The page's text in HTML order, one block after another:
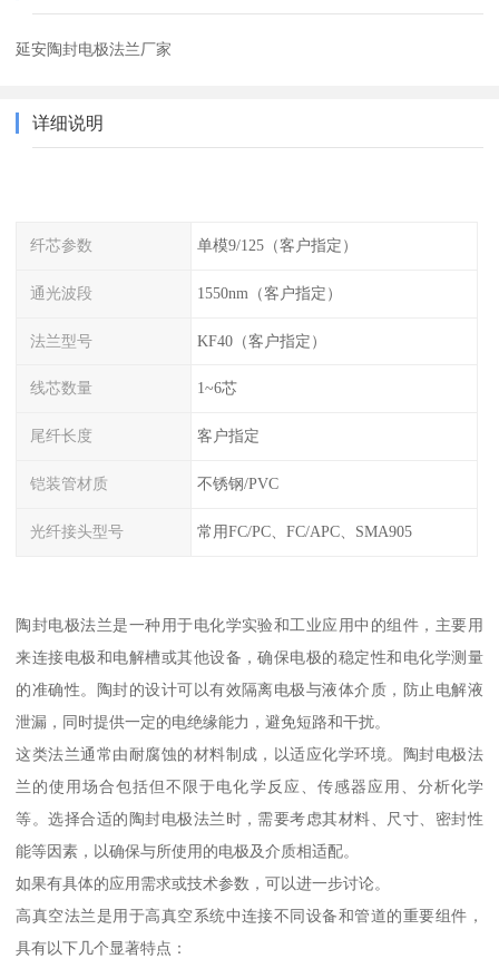
延安陶封电极法兰厂家
详细说明
纤芯参数 单模9/125（客户指定）
通光波段 1550nm（客户指定）
法兰型号 KF40（客户指定）
线芯数量 1~6芯
尾纤长度 客户指定
铠装管材质 不锈钢/PVC
光纤接头型号 常用FC/PC、FC/APC、SMA905
陶封电极法兰是一种用于电化学实验和工业应用中的组件，主要用
来连接电极和电解槽或其他设备，确保电极的稳定性和电化学测量
的准确性。陶封的设计可以有效隔离电极与液体介质，防止电解液
泄漏，同时提供一定的电绝缘能力，避免短路和干扰。
这类法兰通常由耐腐蚀的材料制成，以适应化学环境。陶封电极法
兰的使用场合包括但不限于电化学反应、传感器应用、分析化学
等。选择合适的陶封电极法兰时，需要考虑其材料、尺寸、密封性
能等因素，以确保与所使用的电极及介质相适配。
如果有具体的应用需求或技术参数，可以进一步讨论。
高真空法兰是用于高真空系统中连接不同设备和管道的重要组件，
具有以下几个显著特点：